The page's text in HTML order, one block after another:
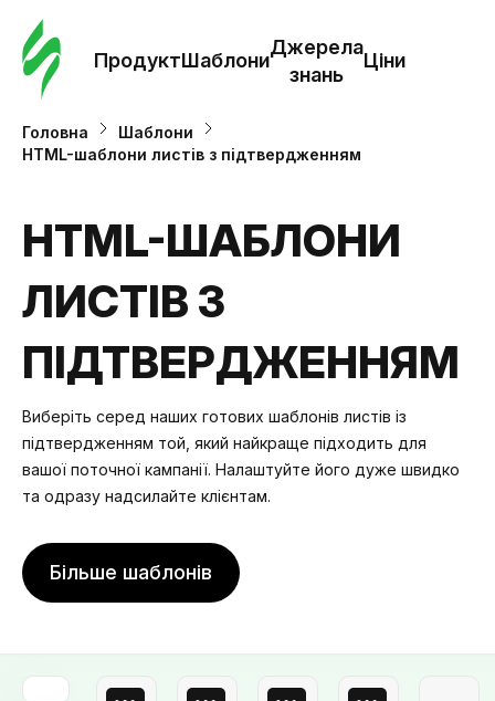
ПродуктШаблони
Джерела
знань
Ціни
Головна
Шаблони
HTML-шаблони листів з підтвердженням
HTML-ШАБЛОНИ
ЛИСТІВ З
ПІДТВЕРДЖЕННЯМ
Виберіть серед наших готових шаблонів листів із
підтвердженням той, який найкраще підходить для
вашої поточної кампанії. Налаштуйте його дуже швидко
та одразу надсилайте клієнтам.
Більше шаблонів